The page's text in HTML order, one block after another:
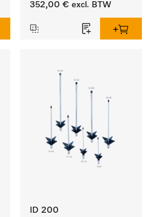
352,00 € excl. BTW
ID 200